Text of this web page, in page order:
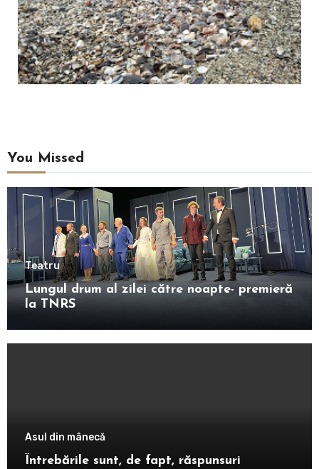
You Missed
Teatru
Lungul drum al zilei către noapte- premieră
la TNRS
Asul din mânecă
Întrebările sunt, de fapt, răspunsuri